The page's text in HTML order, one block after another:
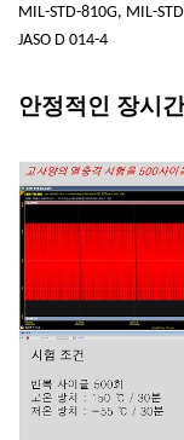
MIL-STD-810G, MIL-
JASO D 014-4
안정적인 장시